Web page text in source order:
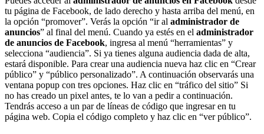
tu página de Facebook, de lado derecho y hasta arriba del menú, en
la opción “promover”. Verás la opción “ir al administrador de
anuncios” al final del menú. Cuando ya estés en el administrador
de anuncios de Facebook, ingresa al menú “herramientas” y
selecciona “audiencia”. Si ya tienes alguna audiencia dada de alta,
estará disponible. Para crear una audiencia nueva haz clic en “Crear
público” y “público personalizado”. A continuación observarás una
ventana popup con tres opciones. Haz clic en “tráfico del sitio” Si
no has creado un pixel antes, te lo van a pedir a continuación.
Tendrás acceso a un par de líneas de código que ingresar en tu
página web. Copia el código completo y haz clic en “ver público”.